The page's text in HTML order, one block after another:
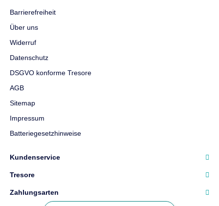
Barrierefreiheit
Über uns
Widerruf
Datenschutz
DSGVO konforme Tresore
AGB
Sitemap
Impressum
Batteriegesetzhinweise
Kundenservice
Tresore
Zahlungsarten